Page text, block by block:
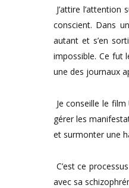
J’attire
conscient. Dans
autant et s’en
impossible. Ce fut
une des journaux
Je conseille le
gérer les
et surmonter une
C’est ce
avec sa